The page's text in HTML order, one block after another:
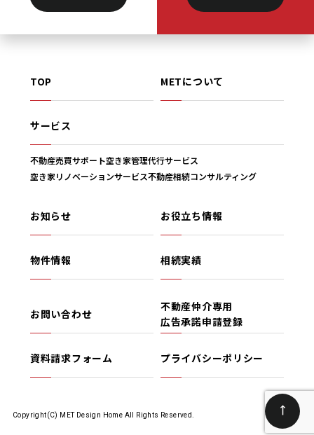
TOP METについて
サービス
不動産売買サポート空き家管理代行サービス
空き家リノベーションサービス不動産相続コンサルティング
お知らせ お役立ち情報
物件情報 相続実績
お問い合わせ
不動産仲介専用
広告承諾申請登録
資料請求フォーム プライバシーポリシー
Copyright(C) MET Design Home All Rights Reserved.